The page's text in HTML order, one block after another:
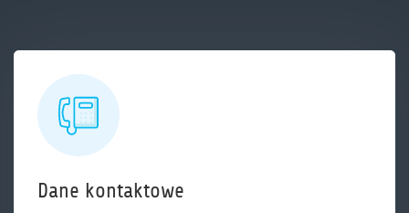
Dane kontaktowe